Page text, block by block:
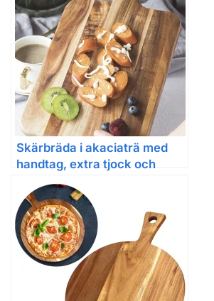
akaciaträ med resinvåg och
havsmönster
Skärbräda i akaciaträ med
handtag, extra tjock och
dubbelsidig